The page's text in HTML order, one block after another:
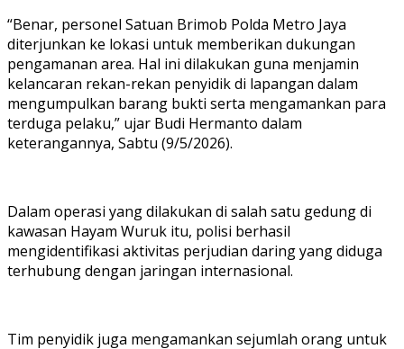
“Benar, personel Satuan Brimob Polda Metro Jaya
diterjunkan ke lokasi untuk memberikan dukungan
pengamanan area. Hal ini dilakukan guna menjamin
kelancaran rekan-rekan penyidik di lapangan dalam
mengumpulkan barang bukti serta mengamankan para
terduga pelaku,” ujar Budi Hermanto dalam
keterangannya, Sabtu (9/5/2026).
Dalam operasi yang dilakukan di salah satu gedung di
kawasan Hayam Wuruk itu, polisi berhasil
mengidentifikasi aktivitas perjudian daring yang diduga
terhubung dengan jaringan internasional.
Tim penyidik juga mengamankan sejumlah orang untuk